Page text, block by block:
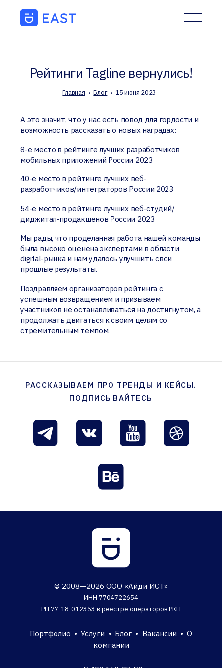
Рейтинги Tagline вернулись!
Главная › Блог › 15 июня 2023
А это значит, что у нас есть повод для гордости и
возможность рассказать о новых наградах:
8-е место в рейтинге лучших разработчиков
мобильных приложений России 2023
40-е место в рейтинге лучших веб-
разработчиков/интеграторов России 2023
54-е место в рейтинге лучших веб-студий/
диджитал-продакшенов России 2023
Мы рады, что проделанная работа нашей команды
была высоко оценена экспертами в области
digital-рынка и нам удалось улучшить свои
прошлые результаты.
Поздравляем организаторов рейтинга с
успешным возвращением и призываем
участников не останавливаться на достигнутом, а
продолжать двигаться к своим целям со
стремительным темпом.
РАССКАЗЫВАЕМ ПРО ТРЕНДЫ И КЕЙСЫ.
ПОДПИСЫВАЙТЕСЬ
© 2008—2026 ООО «Айди ИСТ»
ИНН 7704722654
РН 77-18-012353 в реестре операторов РКН
Портфолио • Услуги • Блог • Вакансии • О
компании